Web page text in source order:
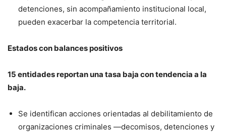
detenciones, sin acompañamiento institucional local,
pueden exacerbar la competencia territorial.
Estados con balances positivos
15 entidades reportan una tasa baja con tendencia a la
baja.
Se identifican acciones orientadas al debilitamiento de
organizaciones criminales —decomisos, detenciones y